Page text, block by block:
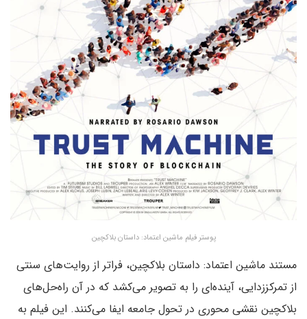
پوستر فیلم ماشین اعتماد: داستان بلاکچین
مستند ماشین اعتماد: داستان بلاکچین، فراتر از روایت‌های سنتی
از تمرکززدایی، آینده‌ای را به تصویر می‌کشد که در آن راه‌حل‌های
بلاکچین نقشی محوری در تحول جامعه ایفا می‌کنند. این فیلم به